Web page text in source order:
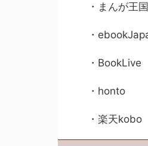
・まんが王国
・
・BookLive
・honto
・楽天kobo